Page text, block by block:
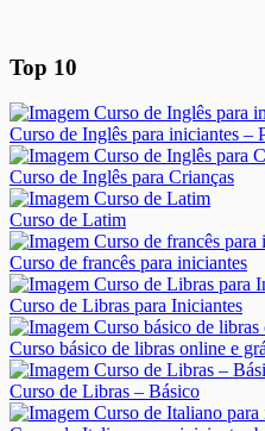
Top 10
Curso de Inglês para iniciantes –
Curso de Inglês para Crianças
Curso de Latim
Curso de francês para iniciantes
Curso de Libras para Iniciantes
Curso básico de libras online e
Curso de Libras – Básico